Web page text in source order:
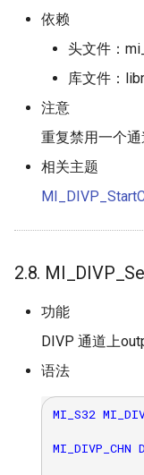
依赖
头文件：
库文件：
注意
重复禁用一个通
相关主题
2.8.
功能
DIVP 通道上
语法
MI_S32
MI_DIVP_CHN